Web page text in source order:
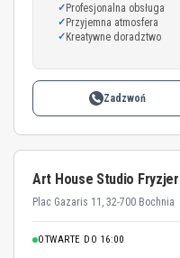
Profesjonalna obsługa
Przyjemna atmosfera
Kreatywne doradztwo
Zadzwoń
Art House Studio
Plac Gazaris 11, 32-700 Bochnia
OTWARTE DO 16:00